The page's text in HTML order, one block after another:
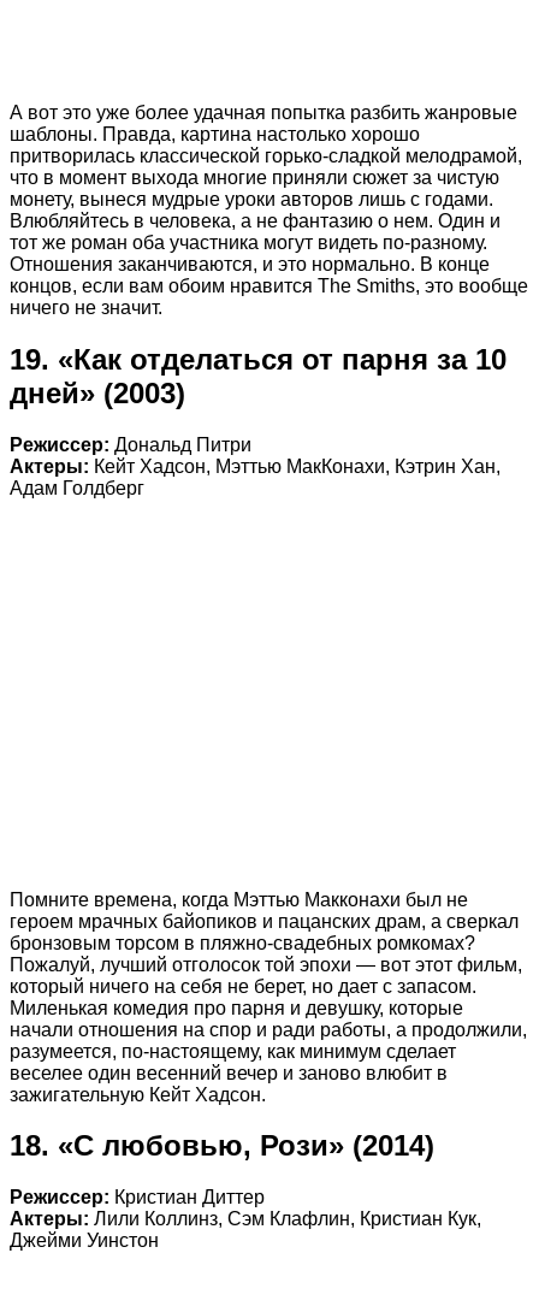
А вот это уже более удачная попытка разбить жанровые
шаблоны. Правда, картина настолько хорошо
притворилась классической горько-сладкой мелодрамой,
что в момент выхода многие приняли сюжет за чистую
монету, вынеся мудрые уроки авторов лишь с годами.
Влюбляйтесь в человека, а не фантазию о нем. Один и
тот же роман оба участника могут видеть по-разному.
Отношения заканчиваются, и это нормально. В конце
концов, если вам обоим нравится The Smiths, это вообще
ничего не значит.
19. «Как отделаться от парня за 10
дней» (2003)
Режиссер: Дональд Питри
Актеры: Кейт Хадсон, Мэттью МакКонахи, Кэтрин Хан,
Адам Голдберг
Помните времена, когда Мэттью Макконахи был не
героем мрачных байопиков и пацанских драм, а сверкал
бронзовым торсом в пляжно-свадебных ромкомах?
Пожалуй, лучший отголосок той эпохи — вот этот фильм,
который ничего на себя не берет, но дает с запасом.
Миленькая комедия про парня и девушку, которые
начали отношения на спор и ради работы, а продолжили,
разумеется, по-настоящему, как минимум сделает
веселее один весенний вечер и заново влюбит в
зажигательную Кейт Хадсон.
18. «С любовью, Рози» (2014)
Режиссер: Кристиан Диттер
Актеры: Лили Коллинз, Сэм Клафлин, Кристиан Кук,
Джейми Уинстон